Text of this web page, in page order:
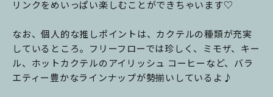
リンクをめいっぱい楽しむことができちゃいます♡
なお、個人的な推しポイントは、カクテルの種類が充実
しているところ。フリーフローでは珍しく、ミモザ、キー
ル、ホットカクテルのアイリッシュ コーヒーなど、バラ
エティー豊かなラインナップが勢揃いしているよ♪